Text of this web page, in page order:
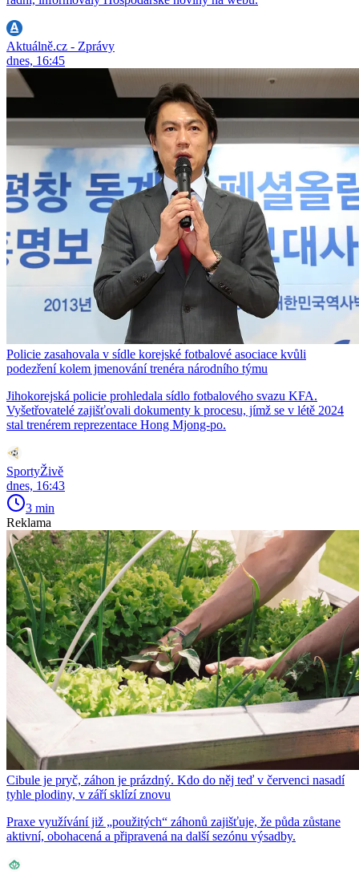
Aktuálně.cz - Zprávy
dnes, 16:45
Policie zasahovala v sídle korejské fotbalové asociace kvůli
podezření kolem jmenování trenéra národního týmu
Jihokorejská policie prohledala sídlo fotbalového svazu KFA.
Vyšetřovatelé zajišťovali dokumenty k procesu, jímž se v létě 2024
stal trenérem reprezentace Hong Mjong-po.
SportyŽivě
dnes, 16:43
3 min
Reklama
Cibule je pryč, záhon je prázdný. Kdo do něj teď v červenci nasadí
tyhle plodiny, v září sklízí znovu
Praxe využívání již „použitých“ záhonů zajišťuje, že půda zůstane
aktivní, obohacená a připravená na další sezónu výsadby.